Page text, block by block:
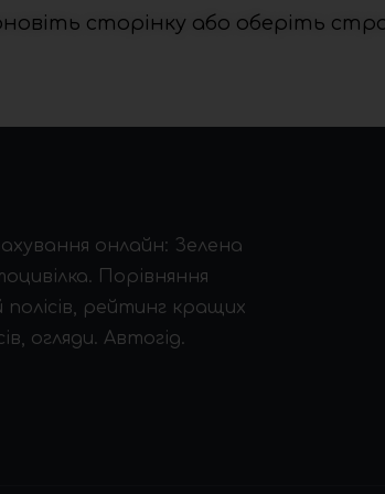
сторінку або оберіть
онлайн: Зелена
Порівняння
полісів, рейтинг кращих
огляди. Автогід.